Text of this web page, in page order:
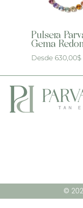
Pulsera
Gema
Desde 630,00$
©